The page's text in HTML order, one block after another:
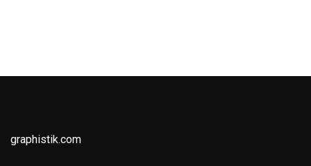
graphistik.com